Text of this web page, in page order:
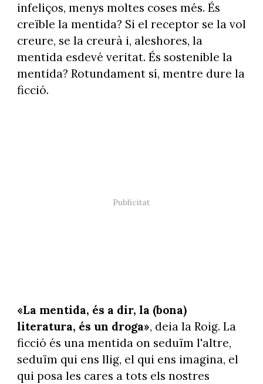
infeliços, menys moltes coses més. És
creïble la mentida? Si el receptor se la vol
creure, se la creurà i, aleshores, la
mentida esdevé veritat. És sostenible la
mentida? Rotundament sí, mentre dure la
ficció.
«La mentida, és a dir, la (bona)
literatura, és un droga», deia la Roig. La
ficció és una mentida on seduïm l'altre,
seduïm qui ens llig, el qui ens imagina, el
qui posa les cares a tots els nostres